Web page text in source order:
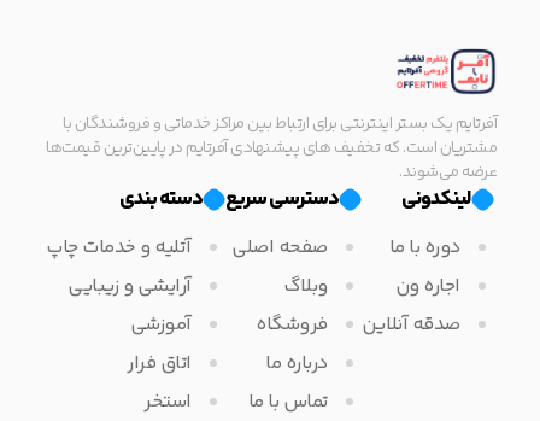
آفرتایم یک بستر اینترنتی برای ارتباط بین مراکز خدماتی و فروشندگان با
مشتریان است. که تخفیف های پیشنهادی آفرتایم در پایین‌ترین قیمت‌ها
عرضه می‌شوند.
لینکدونی
دوره با ما
اجاره ون
صدقه آنلاین
دسترسی سریع
صفحه اصلی
وبلاگ
فروشگاه
درباره ما
تماس با ما
دسته بندی
آتلیه و خدمات چاپ
آرایشی و زیبایی
آموزشی
اتاق فرار
استخر